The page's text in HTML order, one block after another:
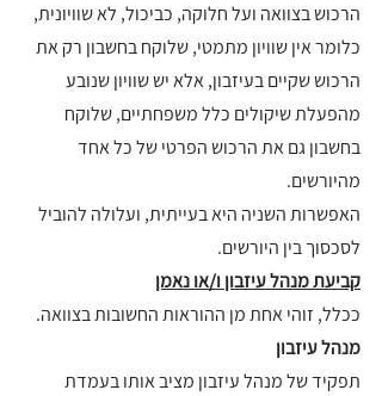
הרכוש בצוואה ועל חלוקה, כביכול, לא שוויונית,
כלומר אין שוויון מתמטי, שלוקח בחשבון רק את
הרכוש שקיים בעיזבון, אלא יש שוויון שנובע
מהפעלת שיקולים כלל משפחתיים, שלוקח
בחשבון גם את הרכוש הפרטי של כל אחד
מהיורשים.
האפשרות השניה היא בעייתית, ועלולה להוביל
לסכסוך בין היורשים.
קביעת מנהל עיזבון ו/או נאמן
ככלל, זוהי אחת מן ההוראות החשובות בצוואה.
מנהל עיזבון
תפקיד של מנהל עיזבון מציב אותו בעמדת